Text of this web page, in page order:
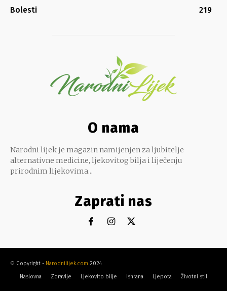
Bolesti
219
O nama
Narodni lijek je magazin namijenjen za ljubitelje
alternativne medicine, ljekovitog bilja i liječenju
prirodnim lijekovima...
Zaprati nas
© Copyright - Narodnilijek.com 2024
Naslovna
Zdravlje Ljekovito bilje Ishrana Ljepota Životni stil